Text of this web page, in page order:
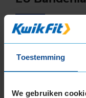
Toestemming
We gebruiken
Continental
195/75R16 110 R